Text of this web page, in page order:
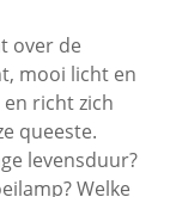
over de
mooi licht en
richt zich
queeste.
levensduur?
Welke